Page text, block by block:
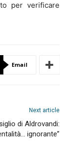
per verificare
Email
Next article
di Aldrovandi:
ignorante”